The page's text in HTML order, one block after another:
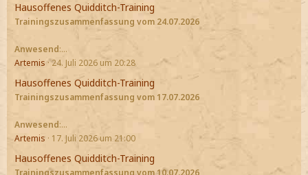
Hausoffenes Quidditch-Training
Trainingszusammenfassung vom 24.07.2026
Anwesend:…
Artemis 24. Juli 2026 um 20:28
Hausoffenes Quidditch-Training
Trainingszusammenfassung vom 17.07.2026
Anwesend:…
Artemis
17. Juli 2026 um 21:00
Hausoffenes Quidditch-Training